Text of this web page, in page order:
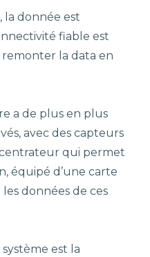
la donnée est
fiable est
la data en
a de plus en plus
avec des capteurs
qui permet
équipé d’une carte
données de ces
système est la